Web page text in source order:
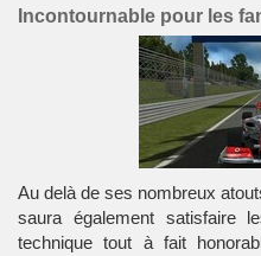
Incontournable pour les
Au delà de ses nombreux
saura également satisfaire
technique tout à fait